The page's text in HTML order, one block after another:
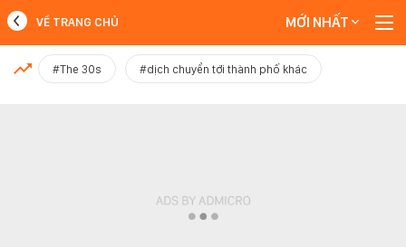
MỚI NHẤT
VỀ TRANG CHỦ MỚI NHẤT
#The 30s #dịch chuyển tới thành phố khác